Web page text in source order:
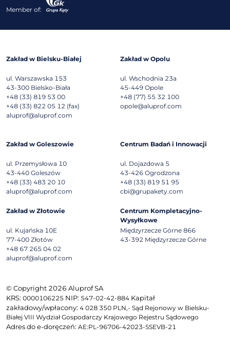
Member of:
Zakład w Bielsku-Białej
ul. Warszawska 153
43-300 Bielsko-Biała
+48 (33) 819 53 00
+48 (33) 822 05 12 (fax)
aluprof@aluprof.com
Zakład w Opolu
ul. Wschodnia 23a
45-449 Opole
+48 (77) 55 32 100
opole@aluprof.com
Zakład w Goleszowie
ul. Przemysłowa 10
43-440 Goleszów
+48 (33) 483 20 10
aluprof@aluprof.com
Centrum Badań i Innowacji
ul. Dojazdowa 5
43-426 Ogrodzona
+48 (33) 819 51 95
cbi@grupakety.com
Zakład w Złotowie
ul. Kujańska 10E
77-400 Złotów
+48 67 265 04 02
aluprof@aluprof.com
Centrum Kompletacyjno-
Wysyłkowe
Międzyrzecze Górne 866
43-392 Międzyrzecze Górne
© Copyright 2026 Aluprof SA
KRS: 0000106225 NIP: 547-02-42-884 Kapitał
zakładowy/wpłacony: 4 028 350 PLN,- Sąd Rejonowy w Bielsku-
Białej VIII Wydział Gospodarczy Krajowego Rejestru Sądowego
Adres do e-doręczeń: AE:PL-96706-42023-SSEVB-21